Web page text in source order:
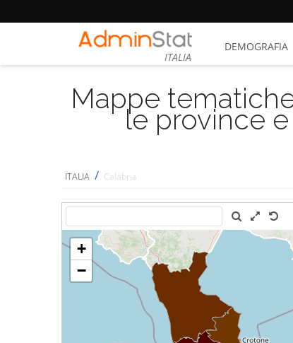
ITALIA
DEMOGRAFIA
Mappe
le province
ITALIA / Calabria